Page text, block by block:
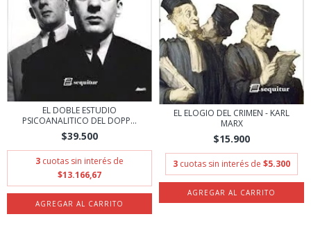
EL DOBLE ESTUDIO
PSICOANALITICO DEL DOPP...
$39.500
3 cuotas sin interés de
$13.166,67
EL ELOGIO DEL CRIMEN - KARL
MARX
$15.900
3 cuotas sin interés de $5.300